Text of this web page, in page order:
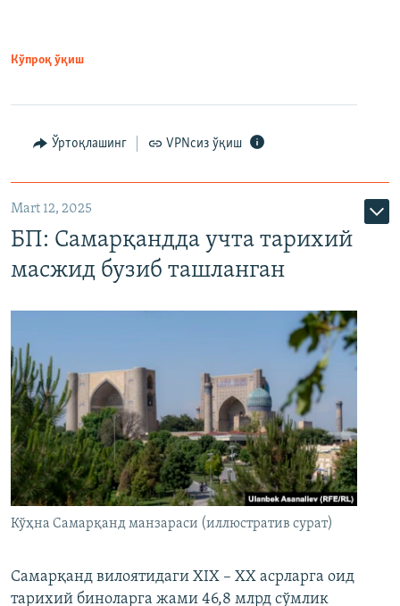
Кўпроқ ўқиш
Ўртоқлашинг VPNсиз ўқиш
Mart 12, 2025
БП: Самарқандда учта тарихий
масжид бузиб ташланган
Кўҳна Самарқанд манзараси (иллюстратив сурат)
Самарқанд вилоятидаги XIX – XX асрларга оид
тарихий биноларга жами 46,8 млрд сўмлик